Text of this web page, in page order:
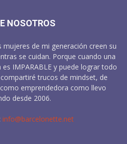
NOSOTROS
de mi generación creen su
se cuidan. Porque cuando una
IMPARABLE y puede lograr todo
trucos de mindset, de
emprendedora como llevo
desde 2006.
info@barcelonette.net